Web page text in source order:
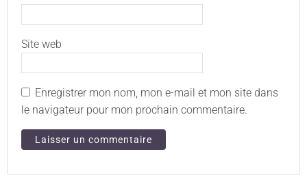
Site web
Enregistrer mon nom, mon e-mail et mon site dans
le navigateur pour mon prochain commentaire.